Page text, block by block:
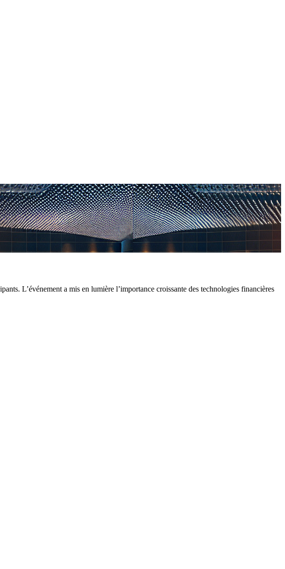
L’événement a mis en lumière l’importance croissante des technologies financières